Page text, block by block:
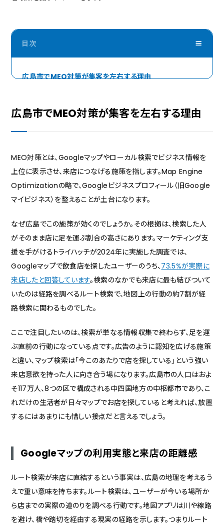
広島市でMEO対策が集客を左右する理由
広島の商圏で「検索される」とはどういうことか
エリアキーワードは「区」より「生活圏」で設計する
Googleのローカル検索を決める三つの要素を広島で読
み替える
関連性は広島の地名とランドマークで磨く
距離はルート検索を生む工夫で補う
知名度はクチコミと地域での言及で積む
広島駅再開発と路面電車が変える集客動線
再開発エリアではNAP情報の更新を急ぐ
路面電車の停留所単位で「行きやすさ」を語る
エリア別に見る広島市のMEO対策の着眼点
広島市のMEO対策の相談先を選ぶなら
広島市でMEO対策が集客を左右する理由
MEO対策とは、Googleマップやローカル検索でビジネス情報を
上位に表示させ、来店につなげる施策を指します。Map Engine
Optimizationの略で、Googleビジネスプロフィール（旧Google
マイビジネス）を整えることが土台になります。
なぜ広島でこの施策が効くのでしょうか。その根拠は、検索した人
がそのまま店に足を運ぶ割合の高さにあります。マーケティング支
援を手がけるトライハッチが2024年に実施した調査では、
Googleマップで飲食店を探したユーザーのうち、73.5%が実際に
来店したと回答しています。検索のなかでも来店に最も結びついて
いたのは経路を調べるルート検索で、地図上の行動の約7割が経
路検索に関わるものでした。
ここで注目したいのは、検索が単なる情報収集で終わらず、足を運
ぶ直前の行動になっている点です。広告のように認知を広げる施策
と違い、マップ検索は「今このあたりで店を探している」という強い
来店意欲を持った人に向き合う場になります。広島市の人口はおよ
そ117万人、8つの区で構成される中四国地方の中枢都市であり、こ
れだけの生活者が日々マップでお店を探していると考えれば、放置
するにはあまりにも惜しい接点だと言えるでしょう。
Googleマップの利用実態と来店の距離感
ルート検索が来店に直結するという事実は、広島の地理を考えるう
えで重い意味を持ちます。ルート検索は、ユーザーが今いる場所か
ら店までの実際の道のりを調べる行動です。地図アプリは川や線路
を避け、橋や踏切を経由する現実の経路を示します。つまりルート